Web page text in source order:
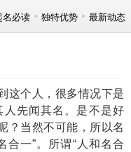
名必读 • 独特优势 • 最新动态
这个人，很多情况下是
先闻其名。是不是好
？当然不可能，所以名
合一”。所谓“人和名合